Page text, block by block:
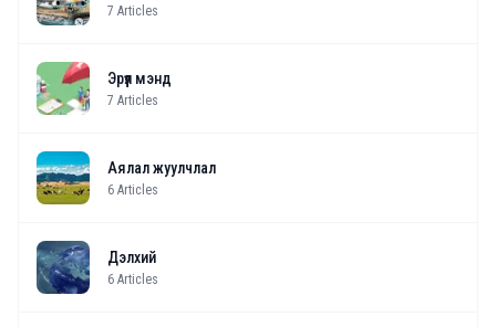
7 Articles
Эрүүл мэнд
7 Articles
Аялал жуулчлал
6 Articles
Дэлхий
6 Articles